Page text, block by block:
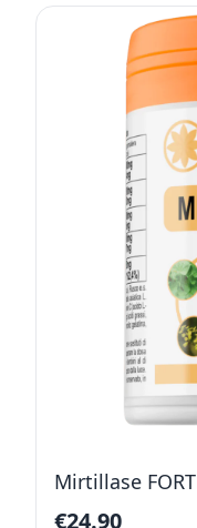
Mirtillase
€24.90